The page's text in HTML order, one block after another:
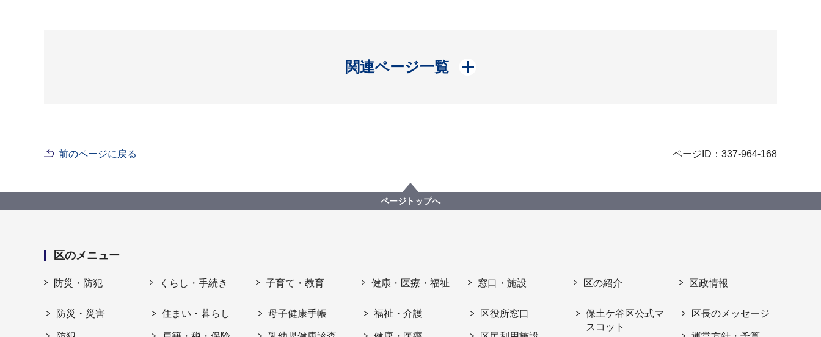
関連ページ一覧
開く
前のページに戻る ページID：337-964-168
ページトップへ
区のメニュー
防災・防犯
防災・災害
くらし・手続き
住まい・暮らし
子育て・教育
母子健康手帳
健康・医療・福祉
福祉・介護
窓口・施設
区役所窓口
区の紹介
保土ケ谷区公式マ
スコット
区政情報
区長のメッセージ